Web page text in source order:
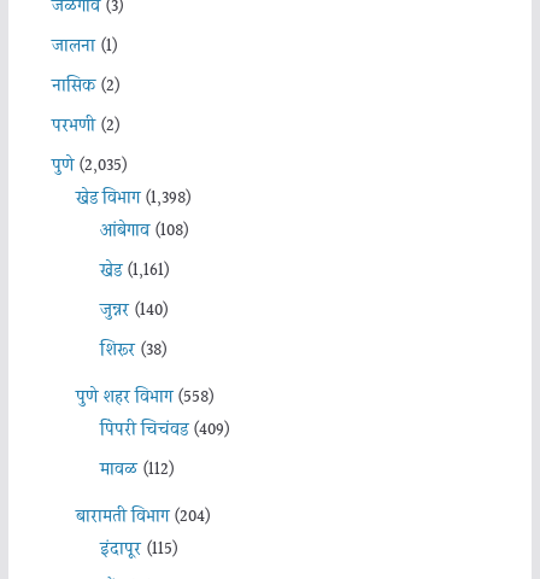
जळगाव(3)
जालना(1)
नासिक(2)
परभणी(2)
पुणे(2,035)
खेड विभाग(1,398)
आंबेगाव(108)
खेड(1,161)
जुन्नर(140)
शिरूर(38)
पुणे शहर विभाग(558)
पिंपरी चिचंवड(409)
मावळ(112)
बारामती विभाग(204)
इंदापूर(115)